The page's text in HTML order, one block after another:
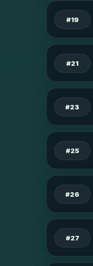
#19
#21
#23
#25
#26
#27